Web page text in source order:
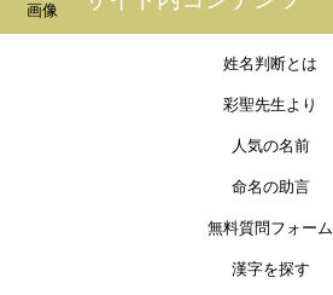
姓名判断とは
彩聖先生より
人気の名前
命名の助言
無料質問フォーム
漢字を探す